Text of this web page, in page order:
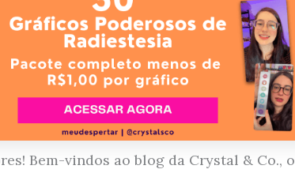
Bem-vindos ao blog da Crystal & Co.,